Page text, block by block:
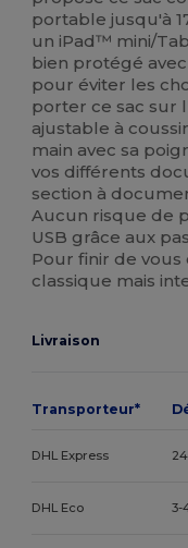
portable jusqu'à
un iPad™ mini/
bien protégé
pour éviter les
porter ce sac sur
ajustable à
main avec sa
vos différents
section à
Aucun risque de
USB grâce aux
Pour finir de vous
classique mais
Livraison
Transporteur*
DHL Express
DHL Eco 3-